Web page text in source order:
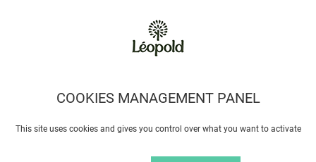
COOKIES MANAGEMENT PANEL
This site uses cookies and gives you control over what you want to activate